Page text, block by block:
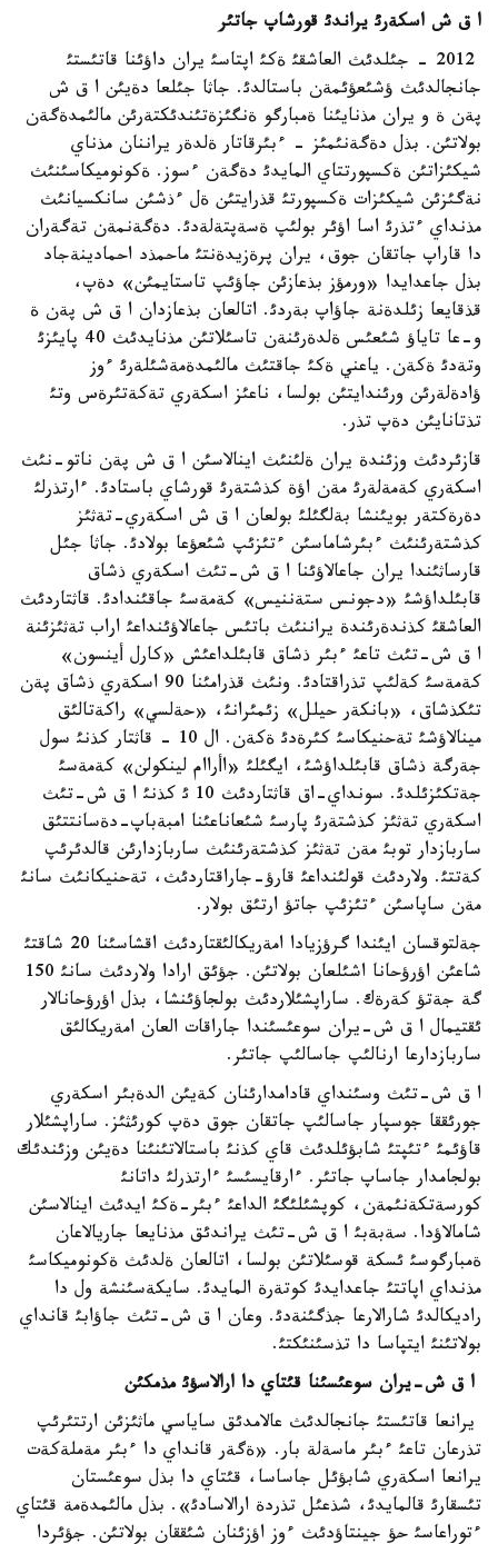
ا ق ش اسكةرئ يراندئ قورشاپ جاتئر
2012 - جئلدئث العاشقئ ةكئ اپتاسئ يران داؤئنا قاتئستئ
جانجالدئث ؤشئعؤئمةن باستالدئ. جاثا جئلعا دةيئن ا ق ش
پةن ة و يران مذنايئنا ةمبارگو ةنگئزةتئندئكتةرئن مالئمدةگةن
بولاتئن. بذل دةگةنئمئز - ءبئرقاتار ةلدةر يراننان مذناي
شيكئزاتئن ةكسپورتتاي المايدئ دةگةن ءسوز. ةكونوميكاسئنئث
نةگئزئن شيكئزات ةكسپورتئ قذرايتئن ةل ءذشئن سانكسيانئث
مذنداي ءتذرئ اسا اؤئر بولئپ ةسةپتةلةدئ. دةگةنمةن تةگةران
دا قاراپ جاتقان جوق، يران پرةزيدةنتئ ماحمذد احمادينةجاد
بذل جاعدايدا «ورمؤز بذعازئن جاؤئپ تاستايمئن» دةپ،
قذقايعا زئلدةنة جاؤاپ بةردئ. اتالعان بذعازدان ا ق ش پةن ة
و-عا تاياؤ شئعئس ةلدةرئنةن تاسئلاتئن مذنايدئث 40 پايئزئ
وتةدئ ةكةن. ياعني ةكئ جاقتئث مالئمدةمةشئلةرئ ءوز
ؤادةلةرئن ورئندايتئن بولسا، ناعئز اسكةري تةكةتئرةس وتئ
تذتانايئن دةپ تذر.
قازئردئث وزئندة يران ةلئنئث اينالاسئن ا ق ش پةن ناتو-نئث
اسكةري كةمةلةرئ مةن اؤة كذشتةرئ قورشاي باستادئ. ءارتذرلئ
دةرةكتةر بويئنشا بةلگئلئ بولعان ا ق ش اسكةري-تةثئز
كذشتةرئنئث ءبئرشاماسئن ءتئزئپ شئعؤعا بولادئ. جاثا جئل
قارساثئندا يران جاعالاؤئنا ا ق ش-تئث اسكةري ذشاق
قابئلداؤشئ «دجونس ستةننيس» كةمةسئ جاقئندادئ. قاثتاردئث
العاشقئ كذندةرئندة يراننئث باتئس جاعالاؤئنداعئ اراب تةثئزئنة
ا ق ش-تئث تاعئ ءبئر ذشاق قابئلداعئش «كارل أينسون»
كةمةسئ كةلئپ تذراقتادئ. ونئث قذرامئنا 90 اسكةري ذشاق پةن
تئكذشاق، «بانكةر حيلل» زئمئرانئ، «حةلسي» راكةتالئق
مينالاؤشئ تةحنيكاسئ كئرةدئ ةكةن. ال 10 - قاثتار كذنئ سول
جةرگة ذشاق قابئلداؤشئ، ايگئلئ «اأراام لينكولن» كةمةسئ
جةتكئزئلدئ. سونداي-اق قاثتاردئث 10 ئ كذنئ ا ق ش-تئث
اسكةري تةثئز كذشتةرئ پارسئ شئعاناعئنا امبةباپ-دةسانتتئق
ساربازدار توبئ مةن تةثئز كذشتةرئنئث ساربازدارئن قالدئرئپ
كةتتئ. ولاردئث قولئنداعئ قارؤ-جاراقتاردئث، تةحنيكانئث سانئ
مةن ساپاسئن ءتئزئپ جاتؤ ارتئق بولار.
جةلتوقسان ايئندا گرؤزيادا امةريكالئقتاردئث اقشاسئنا 20 شاقتئ
شاعئن اؤرؤحانا اشئلعان بولاتئن. جؤئق ارادا ولاردئث سانئ 150
گة جةتؤ كةرةك. ساراپشئلاردئث بولجاؤئنشا، بذل اؤرؤحانالار
ئقتيمال ا ق ش-يران سوعئسئندا جاراقات العان امةريكالئق
ساربازدارعا ارنالئپ جاسالئپ جاتئر.
ا ق ش-تئث وسئنداي قادامدارئنان كةيئن الدةبئر اسكةري
جورئققا جوسپار جاسالئپ جاتقان جوق دةپ كورئثئز. ساراپشئلار
قاؤئمئ ءتئپتئ شابؤئلدئث قاي كذنئ باستالاتئنئنا دةيئن وزئندئك
بولجامدار جاساپ جاتئر. ءارقايسئسئ ءارتذرلئ داتانئ
كورسةتكةنئمةن، كوپشئلئگئ الداعئ ءبئر-ةكئ ايدئث اينالاسئن
شامالاؤدا. سةبةبئ ا ق ش-تئث يراندئق مذنايعا جاريالاعان
ةمبارگوسئ ئسكة قوسئلاتئن بولسا، اتالعان ةلدئث ةكونوميكاسئ
مذنداي اپاتتئ جاعدايدئ كوتةرة المايدئ. سايكةسئنشة ول دا
راديكالدئ شارالارعا جذگئنةدئ. وعان ا ق ش-تئث جاؤابئ قانداي
بولاتئنئ ايتپاسا دا تذسئنئكتئ.
ا ق ش-يران سوعئسئنا قئتاي دا ارالاسؤئ مذمكئن
يرانعا قاتئستئ جانجالدئث عالامدئق ساياسي ماثئزئن ارتتئرئپ
تذرعان تاعئ ءبئر ماسةلة بار. «ةگةر قانداي دا ءبئر مةملةكةت
يرانعا اسكةري شابؤئل جاساسا، قئتاي دا بذل سوعئستان
تئسقارئ قالمايدئ، شذعئل تذردة ارالاسادئ». بذل مالئمدةمة قئتاي
ءتوراعاسئ حؤ جينتاؤدئث ءوز اؤزئنان شئققان بولاتئن. جؤئردا